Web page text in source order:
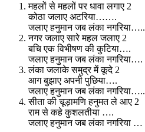
महलों से महलों पर धावा लगाए 2
कोठा जलाए अटरिया…….
जलाए हनुमान जब लंका नगरिया…..
नगर जलाए सारे महल जलाए 2
बचि एक विभीषण की कुटिया….
जलाए हनुमान जब लंका नगरिया….
लंका जलाके समुद्र में कूदे 2
आग बुझाए अपनी पुछिया….
जलाए हनुमान जब लंका नगरिया…..
सीता की चूड़ामणि हनुमत ले आए 2
राम से कहे कुशलतीया ….
जलाए हनुमान जब लंका नगरिया …